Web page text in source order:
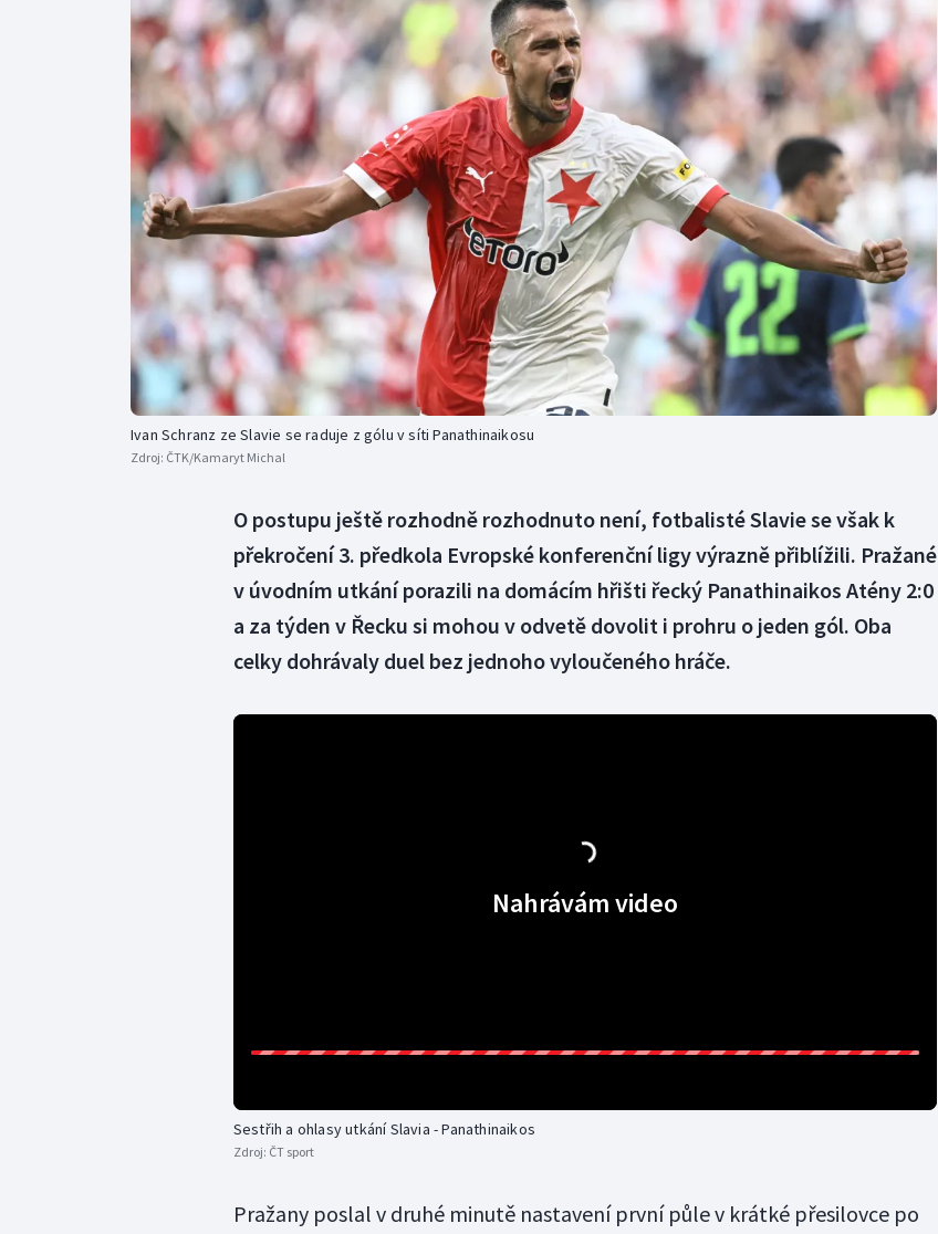
Curling
Dostihy
Florbal
Futsal
Golf
Gymnastika
Moderní pětiboj
Motorsport
Olympijské hry
Parasport
Plavání
Plážový volejbal
Triatlon
Veslování
Vodní slalom
Volejbal
Ostatní
Ivan Schranz ze Slavie se raduje z gólu v síti Panathinaikosu
Zdroj: ČTK/Kamaryt Michal
O postupu ještě rozhodně rozhodnuto není, fotbalisté Slavie se však k
překročení 3. předkola Evropské konferenční ligy výrazně přiblížili. Pražané
v úvodním utkání porazili na domácím hřišti řecký Panathinaikos Atény 2:0
a za týden v Řecku si mohou v odvetě dovolit i prohru o jeden gól. Oba
celky dohrávaly duel bez jednoho vyloučeného hráče.
Nahrávám video
Sestřih a ohlasy utkání Slavia - Panathinaikos
Zdroj: ČT sport
Pražany poslal v druhé minutě nastavení první půle v krátké přesilovce po